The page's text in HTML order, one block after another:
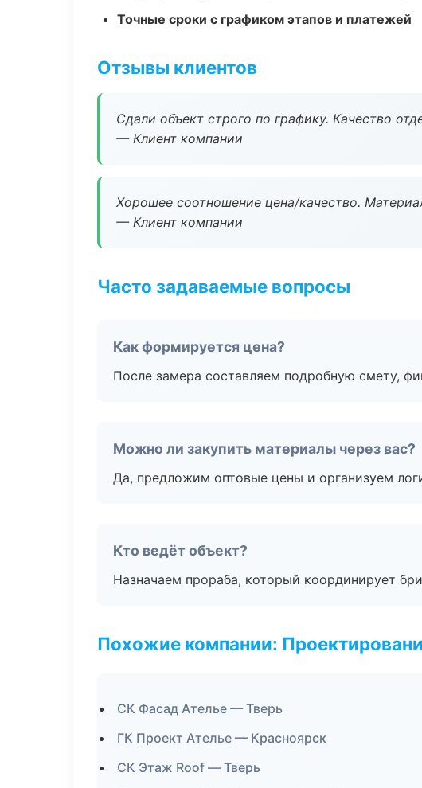
Точные сроки с графиком этапов и платежей
Отзывы клиентов
Сдали объект строго по графику. Качество
— Клиент компании
Хорошее соотношение цена/качество.
— Клиент компании
Часто задаваемые вопросы
Как формируется цена?
После замера составляем подробную смету,
Можно ли закупить материалы через вас?
Да, предложим оптовые цены и организуем
Кто ведёт объект?
Назначаем прораба, который координирует
Похожие компании:
СК Фасад Ателье — Тверь
ГК Проект Ателье — Красноярск
СК Этаж Roof — Тверь